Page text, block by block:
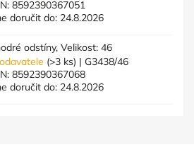
8592390367051
doručit do: 24.8.2026
odstíny, Velikost: 46
(>3 ks) | G3438/46
8592390367068
doručit do: 24.8.2026